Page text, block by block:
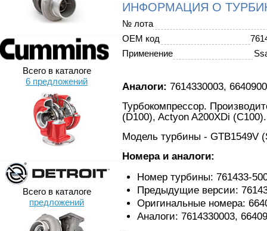
Всего в каталоге
6 предложений
Всего в каталоге
предложений
ИНФОРМАЦИЯ О
№ лота
OEM код
Применение
Аналоги: 7614330003,
Турбокомпрессор.
(D100), Actyon A200XDi (C100).
Модель турбины - GTB1549V
Номера и аналоги:
Номер турбины: 761433-
Предыдущие версии:
Оригинальные номера:
Аналоги: 7614330003,